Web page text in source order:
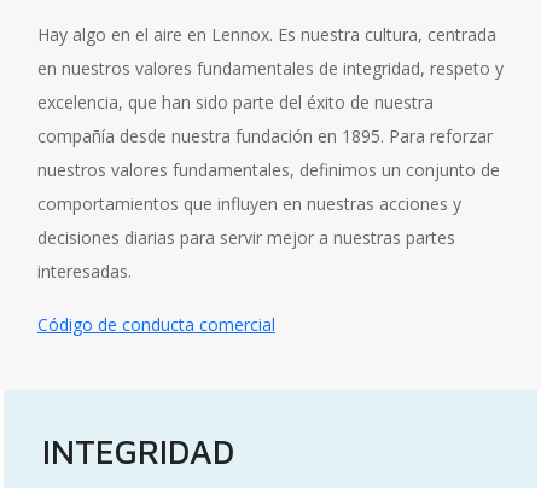
Hay algo en el aire en Lennox. Es nuestra cultura, centrada
en nuestros valores fundamentales de integridad, respeto y
excelencia, que han sido parte del éxito de nuestra
compañía desde nuestra fundación en 1895. Para reforzar
nuestros valores fundamentales, definimos un conjunto de
comportamientos que influyen en nuestras acciones y
decisiones diarias para servir mejor a nuestras partes
interesadas.
Código de conducta comercial
INTEGRIDAD